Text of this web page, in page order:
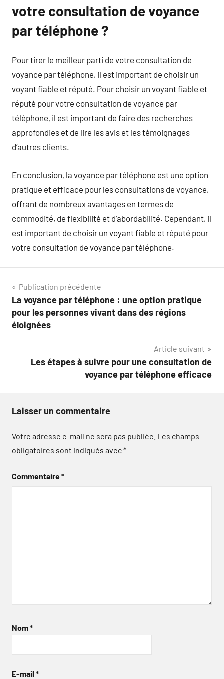
votre consultation de voyance
par téléphone ?
Pour tirer le meilleur parti de votre consultation de
voyance par téléphone, il est important de choisir un
voyant fiable et réputé. Pour choisir un voyant fiable et
réputé pour votre consultation de voyance par
téléphone, il est important de faire des recherches
approfondies et de lire les avis et les témoignages
d’autres clients.
En conclusion, la voyance par téléphone est une option
pratique et efficace pour les consultations de voyance,
offrant de nombreux avantages en termes de
commodité, de flexibilité et d’abordabilité. Cependant, il
est important de choisir un voyant fiable et réputé pour
votre consultation de voyance par téléphone.
Navigation
de
l’article
Publication précédente
La voyance par téléphone : une option pratique
pour les personnes vivant dans des régions
éloignées
Article suivant
Les étapes à suivre pour une consultation de
voyance par téléphone efficace
Laisser un commentaire
Votre adresse e-mail ne sera pas publiée. Les champs
obligatoires sont indiqués avec*
Commentaire*
Nom*
E-mail *